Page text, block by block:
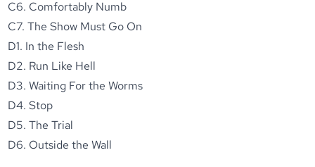
C6. Comfortably Numb
C7. The Show Must Go On
D1. In the Flesh
D2. Run Like Hell
D3. Waiting For the Worms
D4. Stop
D5. The Trial
D6. Outside the Wall